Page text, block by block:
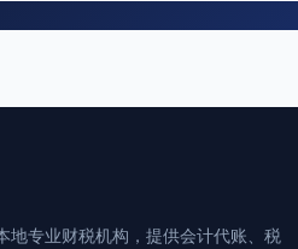
地专业财税机构，提供会计代账、税